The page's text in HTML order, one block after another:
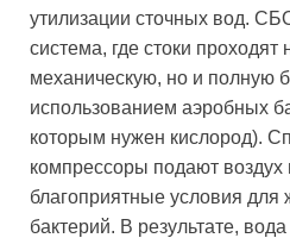
утилизации сточных вод.
система, где стоки проходят
механическую, но и полную
использованием аэробных
которым нужен кислород).
компрессоры подают воздух
благоприятные условия для
бактерий. В результате,